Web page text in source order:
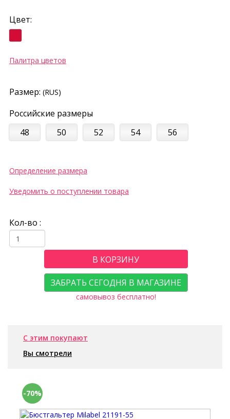
Цвет:
Палитра цветов
Размер: (RUS)
Российские размеры
48
50 52 54 56
Определение размера
Уведомить о поступлении товара
Кол-во :
В КОРЗИНУ
ЗАБРАТЬ СЕГОДНЯ В МАГАЗИНЕ
самовывоз бесплатно!
С этим покупают
Вы смотрели
-70%